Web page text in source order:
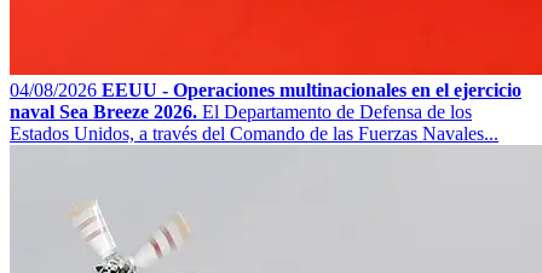
04/08/2026 EEUU - Operaciones multinacionales en el ejercicio
naval Sea Breeze 2026. El Departamento de Defensa de los
Estados Unidos, a través del Comando de las Fuerzas Navales...